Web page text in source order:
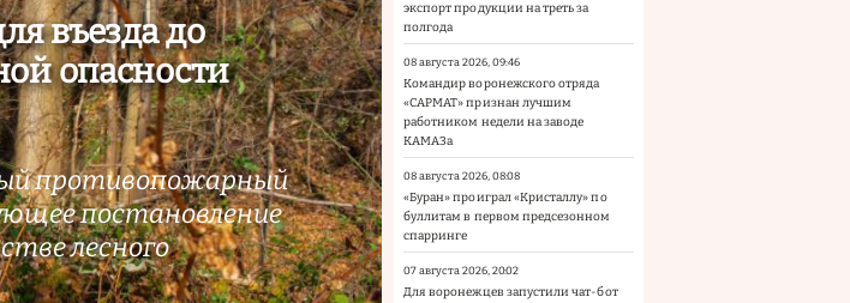
въезда до
опасности
противопожарный
постановление
лесного
экспорт продукции на треть за
полгода
08 августа 2026, 09:46
Командир воронежского отряда
«САРМАТ» признан лучшим
работником недели на заводе
КАМАЗа
08 августа 2026, 08:08
«Буран» проиграл «Кристаллу» по
буллитам в первом предсезонном
спарринге
07 августа 2026, 20:02
Для воронежцев запустили чат-бот